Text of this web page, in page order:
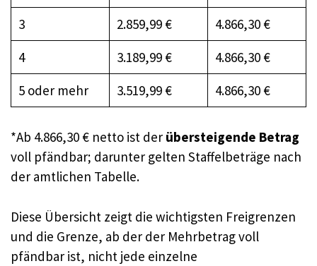
3
2.859,99 €
4.866,30 €
4
3.189,99 €
4.866,30 €
5 oder mehr
3.519,99 € 4.866,30 €
*Ab 4.866,30 € netto ist der übersteigende Betrag
voll pfändbar; darunter gelten Staffelbeträge nach
der amtlichen Tabelle.
Diese Übersicht zeigt die wichtigsten Freigrenzen
und die Grenze, ab der der Mehrbetrag voll
pfändbar ist, nicht jede einzelne